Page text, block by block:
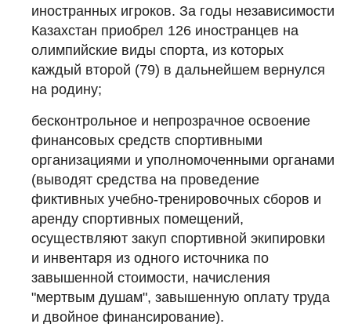
иностранных игроков. За годы независимости
Казахстан приобрел 126 иностранцев на
олимпийские виды спорта, из которых
каждый второй (79) в дальнейшем вернулся
на родину;
бесконтрольное и непрозрачное освоение
финансовых средств спортивными
организациями и уполномоченными органами
(выводят средства на проведение
фиктивных учебно-тренировочных сборов и
аренду спортивных помещений,
осуществляют закуп спортивной экипировки
и инвентаря из одного источника по
завышенной стоимости, начисления
"мертвым душам", завышенную оплату труда
и двойное финансирование).